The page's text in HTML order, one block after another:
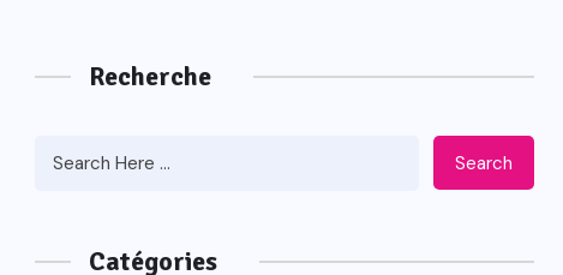
Recherche
Search
Catégories